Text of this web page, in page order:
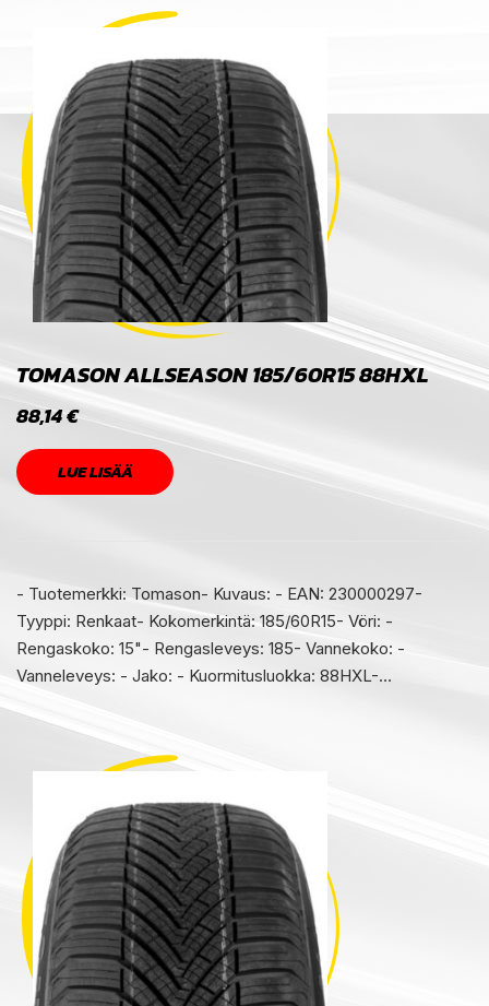
TOMASON ALLSEASON 185/60R15 88HXL
88,14€
LUE LISÄÄ
- Tuotemerkki: Tomason- Kuvaus: - EAN: 230000297-
Tyyppi: Renkaat- Kokomerkintä: 185/60R15- Vöri: -
Rengaskoko: 15"- Rengasleveys: 185- Vannekoko: -
Vanneleveys: - Jako: - Kuormitusluokka: 88HXL-…